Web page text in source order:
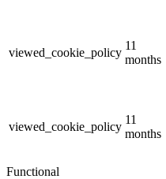
viewed_cookie_policy
11
months
viewed_cookie_policy
11
months
Functional